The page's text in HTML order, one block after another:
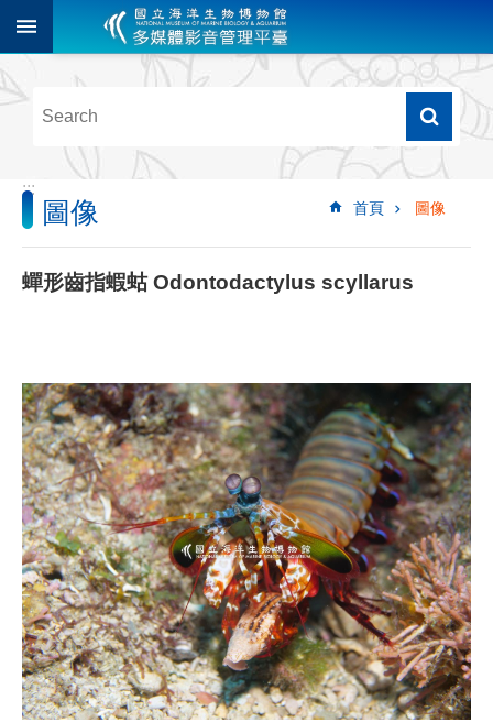
跳到主要內容區塊
階
尋
多
媒
體
檢
像
影
音
音
源
訊
息
發
布
諮
詢
服
:::
首頁 圖像
圖像
蟬形齒指蝦蛄 Odontodactylus scyllarus